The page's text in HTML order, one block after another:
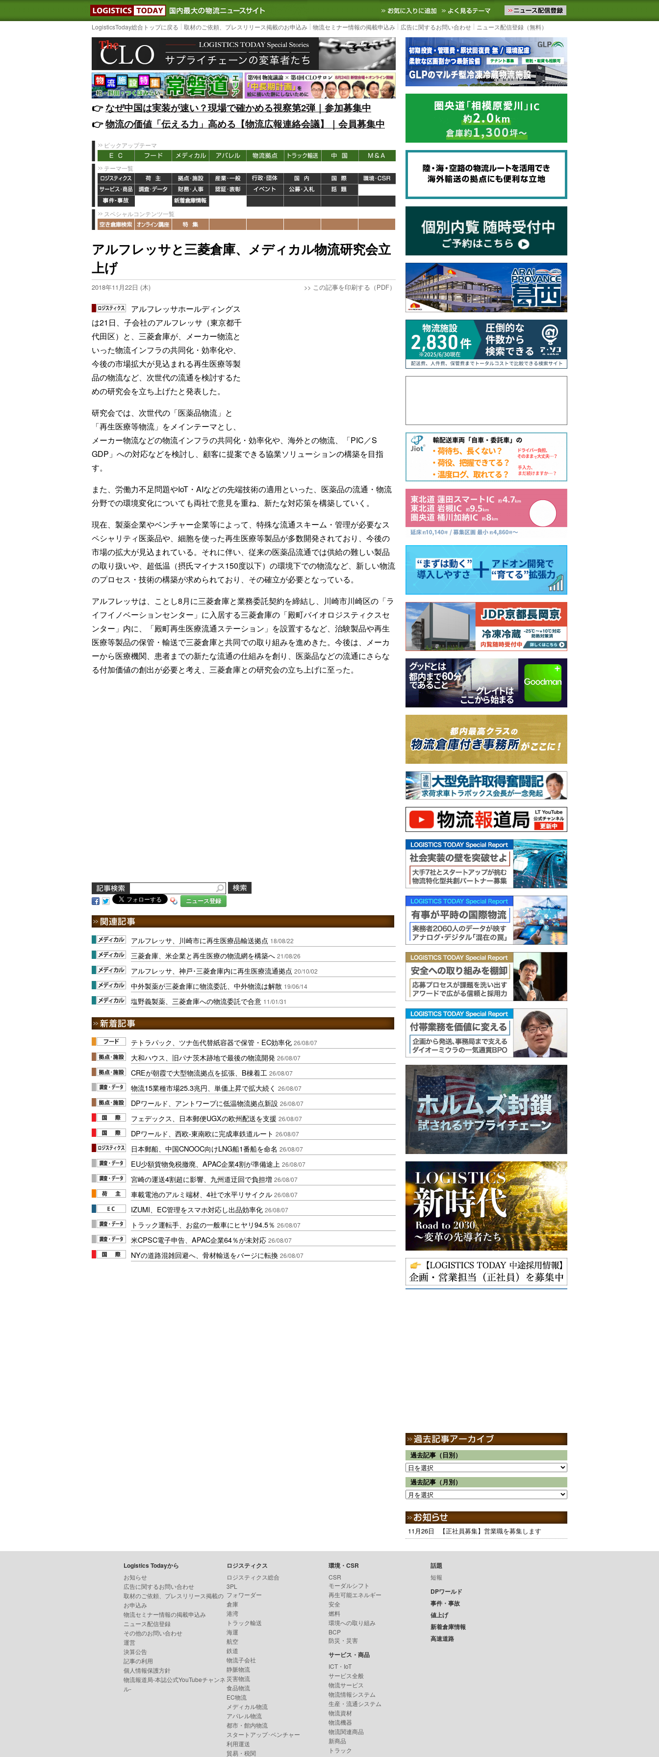
LOGISTICS TODAY｜国内最大の物流ニュースサイト3PL, SCMなど国内外の最新の物流ニュースをお届けします。物流ニュースメール配信を登録す
お気に入りに追加 よく見るテーマ
LogisticsToday総合トップに戻る 取材のご依頼、プレスリリース掲載のお申込み 物流セミナー情報の掲載申込み 広告に関するお問い合わせ ニュース配信登録（無料）
👉️なぜ中国は実装が速い？現場で確かめる視察第2弾｜参加募集中
👉️物流の価値「伝える力」高める【物流広報連絡会議】｜会員募集中
ピックアップテーマ
テーマ一覧
スペシャルコンテンツ一覧
アルフレッサと三菱倉庫、メディカル物流研究会立
上げ
2018年11月22日 (木) >> この記事を印刷する（PDF）
アルフレッサホールディングス
は21日、子会社のアルフレッサ（東京都千
代田区）と、三菱倉庫が、メーカー物流と
いった物流インフラの共同化・効率化や、
今後の市場拡大が見込まれる再生医療等製
品の物流など、次世代の流通を検討するた
めの研究会を立ち上げたと発表した。
研究会では、次世代の「医薬品物流」と
「再生医療等物流」をメインテーマとし、
メーカー物流などの物流インフラの共同化・効率化や、海外との物流、「PIC／S
GDP」への対応などを検討し、顧客に提案できる協業ソリューションの構築を目指
す。
また、労働力不足問題やIoT・AIなどの先端技術の適用といった、医薬品の流通・物流
分野での環境変化についても両社で意見を重ね、新たな対応策を構築していく。
現在、製薬企業やベンチャー企業等によって、特殊な流通スキーム・管理が必要なス
ペシャリティ医薬品や、細胞を使った再生医療等製品が多数開発されており、今後の
市場の拡大が見込まれている。それに伴い、従来の医薬品流通では供給の難しい製品
の取り扱いや、超低温（摂氏マイナス150度以下）の環境下での物流など、新しい物流
のプロセス・技術の構築が求められており、その確立が必要となっている。
アルフレッサは、ことし8月に三菱倉庫と業務委託契約を締結し、川崎市川崎区の「ラ
イフイノベーションセンター」に入居する三菱倉庫の「殿町バイオロジスティクスセ
ンター」内に、「殿町再生医療流通ステーション」を設置するなど、治験製品や再生
医療等製品の保管・輸送で三菱倉庫と共同での取り組みを進めきた。今後は、メーカ
ーから医療機関、患者までの新たな流通の仕組みを創り、医薬品などの流通にさらな
る付加価値の創出が必要と考え、三菱倉庫との研究会の立ち上げに至った。
ニュース登録
アルフレッサ、川崎市に再生医療品輸送拠点 18/08/22
三菱倉庫、米企業と再生医療の物流網を構築へ 21/08/26
アルフレッサ、神戸･三菱倉庫内に再生医療流通拠点 20/10/02
中外製薬が三菱倉庫に物流委託、中外物流は解散 19/06/14
塩野義製薬、三菱倉庫への物流委託で合意 11/01/31
テトラパック、ツナ缶代替紙容器で保管・EC効率化 26/08/07
大和ハウス、旧パナ茨木跡地で最後の物流開発 26/08/07
CREが朝霞で大型物流拠点を拡張、B棟着工 26/08/07
物流15業種市場25.3兆円、単価上昇で拡大続く 26/08/07
DPワールド、アントワープに低温物流拠点新設 26/08/07
フェデックス、日本郵便UGXの欧州配送を支援 26/08/07
DPワールド、西欧-東南欧に完成車鉄道ルート 26/08/07
日本郵船、中国CNOOC向けLNG船1番船を命名 26/08/07
EU少額貨物免税撤廃、APAC企業4割が準備途上 26/08/07
宮崎の運送4割超に影響、九州道迂回で負担増 26/08/07
車載電池のアルミ端材、4社で水平リサイクル 26/08/07
IZUMI、EC管理をスマホ対応し出品効率化 26/08/07
トラック運転手、お盆の一般車にヒヤリ94.5％ 26/08/07
米CPSC電子申告、APAC企業64％が未対応 26/08/07
NYの道路混雑回避へ、骨材輸送をバージに転換 26/08/07
過去記事（日別）
過去記事（月別）
11月26日 【正社員募集】営業職を募集します
Logistics Todayから
お知らせ
広告に関するお問い合わせ
取材のご依頼、プレスリリース掲載の
お申込み
物流セミナー情報の掲載申込み
ニュース配信登録
その他のお問い合わせ
運営
決算公告
記事の利用
個人情報保護方針
物流報道局-本誌公式YouTubeチャンネ
ル-
ロジスティクス
ロジスティクス総合
3PL
フォワーダー
倉庫
港湾
トラック輸送
海運
航空
鉄道
物流子会社
静脈物流
災害物流
食品物流
EC物流
メディカル物流
アパレル物流
都市・館内物流
スタートアップ･ベンチャー
利用運送
貿易・税関
環境・CSR
CSR
モーダルシフト
再生可能エネルギー
安全
燃料
環境への取り組み
BCP
防災・災害
サービス・商品
ICT・IoT
サービス全般
物流サービス
物流情報システム
生産・流通システム
物流資材
物流機器
物流関連商品
新商品
トラック
話題
短報
DPワールド
事件・事故
値上げ
新着倉庫情報
高速道路